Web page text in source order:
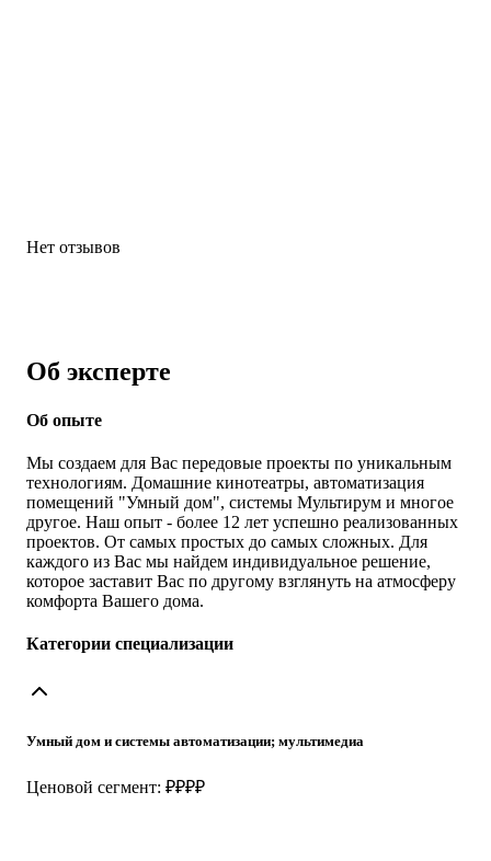
Нет отзывов
Об эксперте
Об опыте
Мы создаем для Вас передовые проекты по уникальным
технологиям. Домашние кинотеатры, автоматизация
помещений "Умный дом", системы Мультирум и многое
другое. Наш опыт - более 12 лет успешно реализованных
проектов. От самых простых до самых сложных. Для
каждого из Вас мы найдем индивидуальное решение,
которое заставит Вас по другому взглянуть на атмосферу
комфорта Вашего дома.
Категории специализации
Умный дом и системы автоматизации; мультимедиа
Ценовой сегмент: ₽₽₽₽